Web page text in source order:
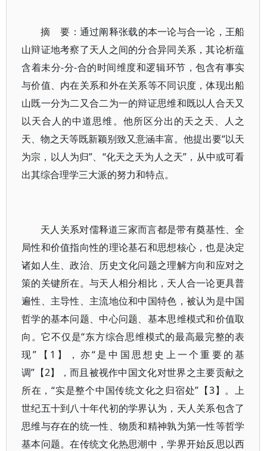
摘 要：通过阐释张载的本一论与合一论，王船
山辩证地考察了天人之间的分合异同关系，其论析蕴
含着未分-分-合的时间维度和逻辑环节，包含有事实
与价值、内在关系和外在关系等不同识度，体现出船
山既一分为二又合二为一的辩证思维和既以人合天又
以天合人的中道思维。他所区分出的天之天、人之
天、物之天等既新颖别致又意涵丰富。他提出要“以天
为宗，以人为归”、“化天之天为人之天”，从中或可看
出其综合理学三大派的努力和特点。
天人关系对儒释道三家而言都是带有奠基性、全
局性和价值指向性的理论基石和思想核心，也是决定
诸如人生、政治、历史文化问题之理解方向和应对之
策的关键所在。与天人相分相比，天人合一论更具普
遍性、主导性、主流地位和中国特色，被认为是中国
哲学的基本问题、中心问题、基本思维模式和价值取
向。它不仅是“东方综合思维模式的最高最完整的表
现”【1】，亦“是中国思想史上一个重要的基
调”【2】，而且被视作中国文化对世界之主要贡献之
所在，“实是整个中国传统文化之归宿处”【3】。上
世纪五十到八十年代初的学界认为，天人关系包含了
思维与存在的统一性、物质和精神孰为第一性等哲学
基本问题。在传统文化热思潮中，学界开始反思以西